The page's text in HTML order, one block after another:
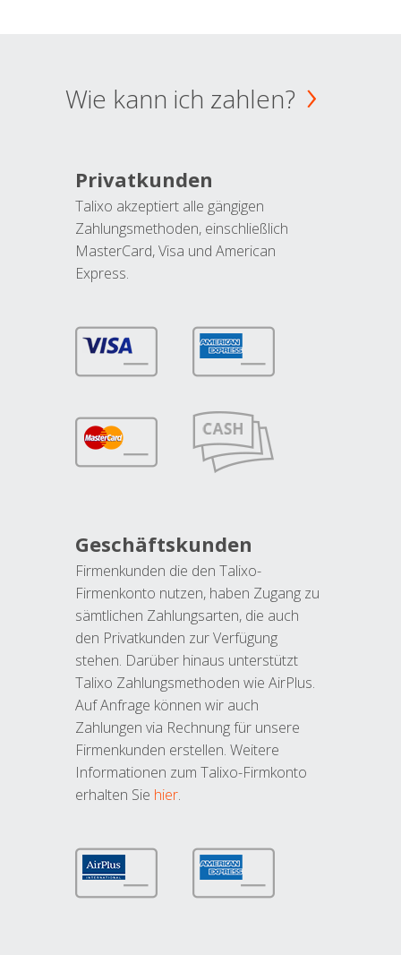
Wie kann ich zahlen?
Privatkunden
Talixo akzeptiert alle gängigen
Zahlungsmethoden, einschließlich
MasterCard, Visa und American
Express.
Geschäftskunden
Firmenkunden die den Talixo-
Firmenkonto nutzen, haben Zugang zu
sämtlichen Zahlungsarten, die auch
den Privatkunden zur Verfügung
stehen. Darüber hinaus unterstützt
Talixo Zahlungsmethoden wie AirPlus.
Auf Anfrage können wir auch
Zahlungen via Rechnung für unsere
Firmenkunden erstellen. Weitere
Informationen zum Talixo-Firmkonto
erhalten Sie hier.